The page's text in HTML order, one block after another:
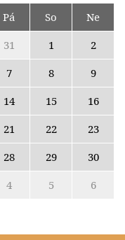
Pá So
Ne
31 1
2
7 8
9
14 15
16
21 22
23
28 29
30
4 5 6